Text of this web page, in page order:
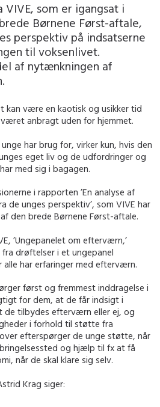
som er igangsat i
Børnene Først-aftale,
perspektiv på indsatserne
til voksenlivet.
af nytænkningen af
kan være en kaotisk og usikker tid
anbragt uden for hjemmet.
har brug for, virker kun, hvis den
eget liv og de udfordringer og
med sig i bagagen.
i rapporten ’En analyse af
unges perspektiv’, som VIVE har
den brede Børnene Først-aftale.
’Ungepanelet om efterværn,’
drøftelser i et ungepanel
alle har erfaringer med efterværn.
først og fremmest inddragelse i
for dem, at de får indsigt i
de tilbydes efterværn eller ej, og
i forhold til støtte fra
efterspørger de unge støtte, når
og hjælp til fx at få
når de skal klare sig selv.
Krag siger: